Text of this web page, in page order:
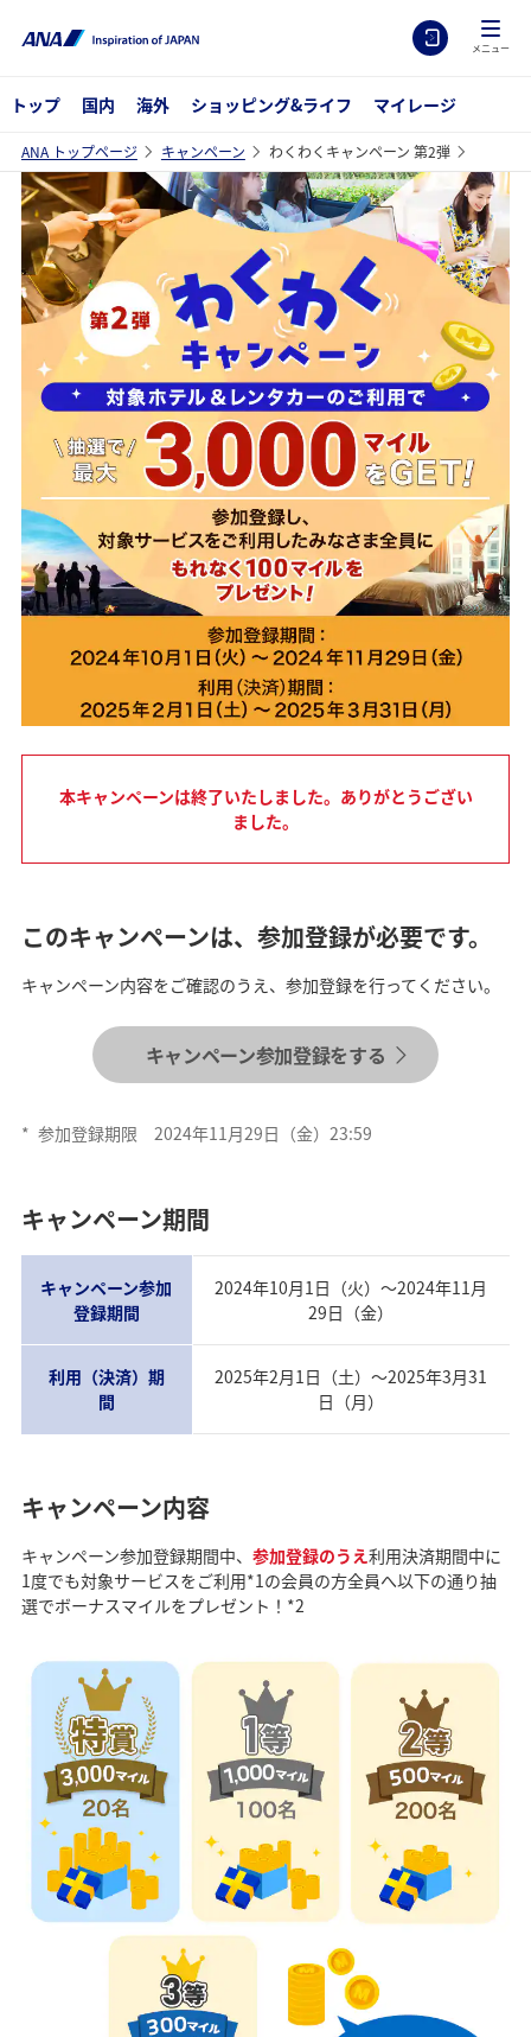
メニュー
トップ 国内 海外 ショッピング&ライフ マイレージ
ANA トップページ キャンペーン わくわくキャンペーン 第2弾
本キャンペーンは終了いたしました。ありがとうござい
ました。
このキャンペーンは、参加登録が必要です。
キャンペーン内容をご確認のうえ、参加登録を行ってください。
キャンペーン参加登録をする
* 参加登録期限 2024年11月29日（金）23:59
キャンペーン期間
キャンペーン参加
登録期間
2024年10月1日（火）～2024年11月
29日（金）
利用（決済）期
間
2025年2月1日（土）～2025年3月31
日（月）
キャンペーン内容
キャンペーン参加登録期間中、 参加登録のうえ利用決済期間中に
1度でも対象サービスをご利用*1の会員の方全員へ以下の通り抽
選でボーナスマイルをプレゼント！*2